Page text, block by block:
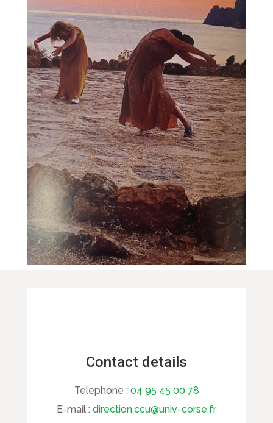
Contact details
Telephone : 04 95 45 00 78
E-mail : direction.ccu@univ-corse.fr